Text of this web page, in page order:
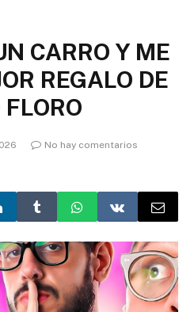
CARRO Y ME
REGALO DE
No hay comentarios